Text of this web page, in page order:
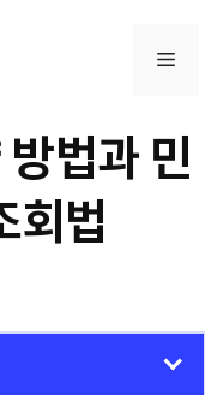
메
뉴
법과 민
회법